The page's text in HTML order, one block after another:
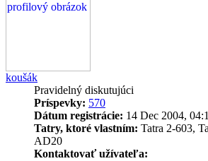
koušák
Pravidelný diskutujúci
Príspevky: 570
Dátum registrácie: 14 Dec 2004,
Tatry, ktoré vlastním: Tatra 2-603,
AD20
Kontaktovať užívateľa: